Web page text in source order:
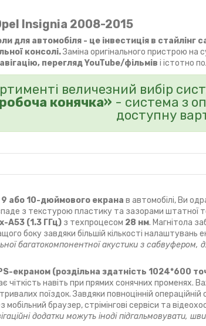
Insignia 2008-2015
для автомобіля - це інвестиція в
консолі.Заміна оригінального пристрою на
перегляд YouTube/фільмів і істотно
величезний вибір
конячка» - система з
доступну
9 або 10-дюймового екрана в автомобілі, Ви
з текстурою пластику та зазорами штатної
A53 (1.3 ГГц) з техпроцесом 28 нм. Магнітола
боку завдяки більшій кількості налаштувань
багатокомпонентної акустики з сабвуфером,
екраном (роздільна здатність 1024*600
чіткість навіть при прямих сонячних
поїздок. Завдяки повноцінній операційній
мобільний браузер, стрімінгові сервіси та
додатки можуть іноді підгальмовувати,